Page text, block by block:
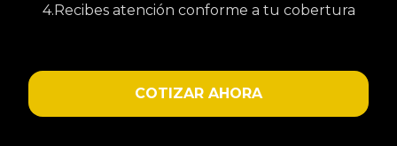
4.Recibes atención conforme a tu cobertura
COTIZAR AHORA